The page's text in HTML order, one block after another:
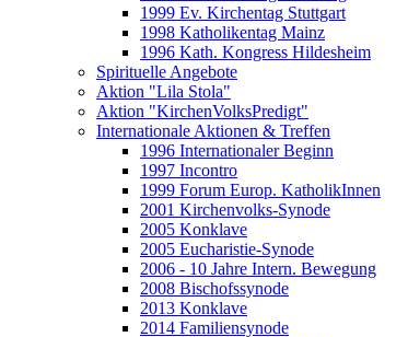
1999 Ev. Kirchentag Stuttgart
1998 Katholikentag Mainz
1996 Kath. Kongress Hildesheim
Spirituelle Angebote
Aktion "Lila Stola"
Aktion "KirchenVolksPredigt"
Internationale Aktionen & Treffen
1996 Internationaler Beginn
1997 Incontro
1999 Forum Europ. KatholikInnen
2001 Kirchenvolks-Synode
2005 Konklave
2005 Eucharistie-Synode
2006 - 10 Jahre Intern. Bewegung
2008 Bischofssynode
2013 Konklave
2014 Familiensynode